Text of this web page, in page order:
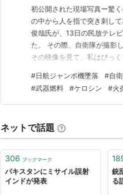
初公開された現場写真ー驚
の中から人を指で突き刺し
俊哉氏が、13日の民放テレ
た。 その際、自衛隊が撮影
その映像を見て、私はびっ
してきたのである。 その理
で、点々と数箇所が同時に
#日航ジャンボ機墜落 #自
#武器燃料 #ケロシン #火
ネットで話題
306 ブックマーク
パキスタンにミサイル誤射
インドが発表
銃
る